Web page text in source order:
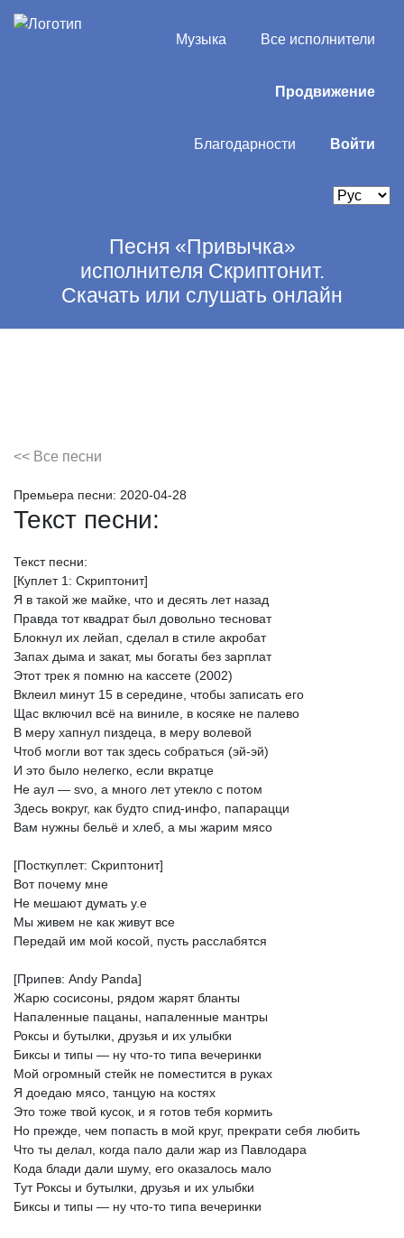
Музыка Все исполнители
Продвижение
Благодарности Войти
Песня «Привычка»
исполнителя Скриптонит.
Скачать или слушать онлайн
<< Все песни
Премьера песни: 2020-04-28
Текст песни:
Текст песни:
[Куплет 1: Скриптонит]
Я в такой же майке, что и десять лет назад
Правда тот квадрат был довольно тесноват
Блокнул их лейап, сделал в стиле акробат
Запах дыма и закат, мы богаты без зарплат
Этот трек я помню на кассете (2002)
Вклеил минут 15 в середине, чтобы записать его
Щас включил всё на виниле, в косяке не палево
В меру хапнул пиздеца, в меру волевой
Чтоб могли вот так здесь собраться (эй-эй)
И это было нелегко, если вкратце
Не аул — svo, а много лет утекло с потом
Здесь вокруг, как будто спид-инфо, папарацци
Вам нужны бельё и хлеб, а мы жарим мясо
[Посткуплет: Скриптонит]
Вот почему мне
Не мешают думать у.е
Мы живем не как живут все
Передай им мой косой, пусть расслабятся
[Припев: Andy Panda]
Жарю сосисоны, рядом жарят бланты
Напаленные пацаны, напаленные мантры
Роксы и бутылки, друзья и их улыбки
Биксы и типы — ну что-то типа вечеринки
Мой огромный стейк не поместится в руках
Я доедаю мясо, танцую на костях
Это тоже твой кусок, и я готов тебя кормить
Но прежде, чем попасть в мой круг, прекрати себя любить
Что ты делал, когда пало дали жар из Павлодара
Кода блади дали шуму, его оказалось мало
Тут Роксы и бутылки, друзья и их улыбки
Биксы и типы — ну что-то типа вечеринки